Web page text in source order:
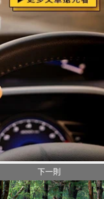
下一則